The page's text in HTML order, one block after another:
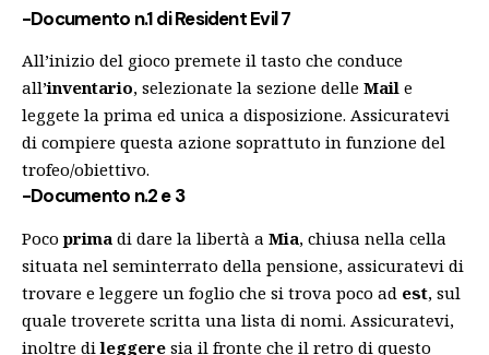
-Documento n.1 di Resident Evil 7
All’inizio del gioco premete il tasto che conduce
all’inventario, selezionate la sezione delle Mail e
leggete la prima ed unica a disposizione. Assicuratevi
di compiere questa azione soprattuto in funzione del
trofeo/obiettivo.
-Documento n.2 e 3
Pocoprima di dare la libertà a Mia, chiusa nella cella
situata nel seminterrato della pensione, assicuratevi di
trovare e leggere un foglio che si trova poco ad est, sul
quale troverete scritta una lista di nomi. Assicuratevi,
inoltre dileggere sia il fronte che il retro di questo